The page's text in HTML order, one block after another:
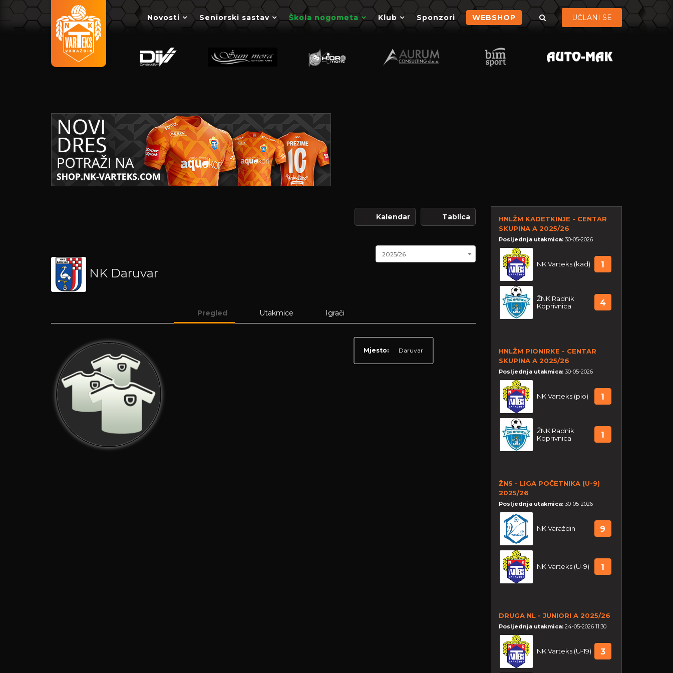
Novosti Seniorski sastav Škola nogometa Klub Sponzori WEBSHOP UČLANI SE
Kalendar Tablica
2025/26
NK Daruvar
Pregled Utakmice Igrači
Mjesto: Daruvar
HNLŽM KADETKINJE - CENTAR
SKUPINA A 2025/26
Posljednja utakmica: 30-05-2026
NK Varteks (kad) 1
ŽNK Radnik
Koprivnica
4
HNLŽM PIONIRKE - CENTAR
SKUPINA A 2025/26
Posljednja utakmica: 30-05-2026
NK Varteks (pio) 1
ŽNK Radnik
Koprivnica
1
ŽNS - LIGA POČETNIKA (U-9)
2025/26
Posljednja utakmica: 30-05-2026
NK Varaždin 9
NK Varteks (U-9) 1
DRUGA NL - JUNIORI A 2025/26
Posljednja utakmica: 24-05-2026 11:30
NK Varteks (U-19) 3